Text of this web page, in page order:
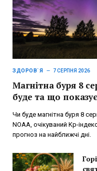
ЗДОРОВ`Я 7 СЕРПНЯ 2026
Магнітна буря 8
буде та що
Чи буде магнітна буря 8
NOAA, очікуваний Kp-
прогноз на найближчі дні.